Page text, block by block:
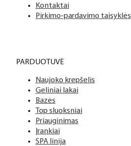
Kontaktai
Pirkimo-pardavimo taisyklės
PARDUOTUVĖ
Naujoko krepšelis
Geliniai lakai
Bazės
Top sluoksniai
Priauginimas
Įrankiai
SPA linija